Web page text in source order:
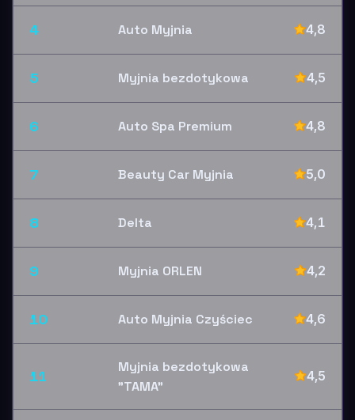
4 Auto Myjnia 4,8
5 Myjnia bezdotykowa 4,5
6 Auto Spa Premium 4,8
7 Beauty Car Myjnia 5,0
8 Delta 4,1
9 Myjnia ORLEN 4,2
10 Auto Myjnia Czyściec 4,6
11
Myjnia bezdotykowa
"TAMA"
4,5